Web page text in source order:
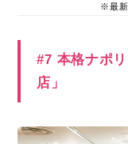
※最新
#7 本格ナポ
店」